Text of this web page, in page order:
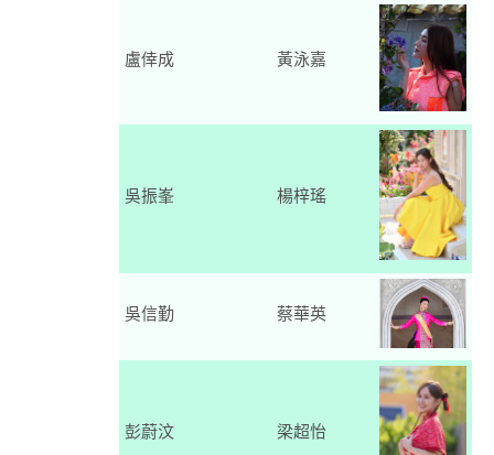
盧倖成 黃泳嘉
吳振峯 楊梓瑤
吳信勤 蔡華英
彭蔚汶 梁超怡